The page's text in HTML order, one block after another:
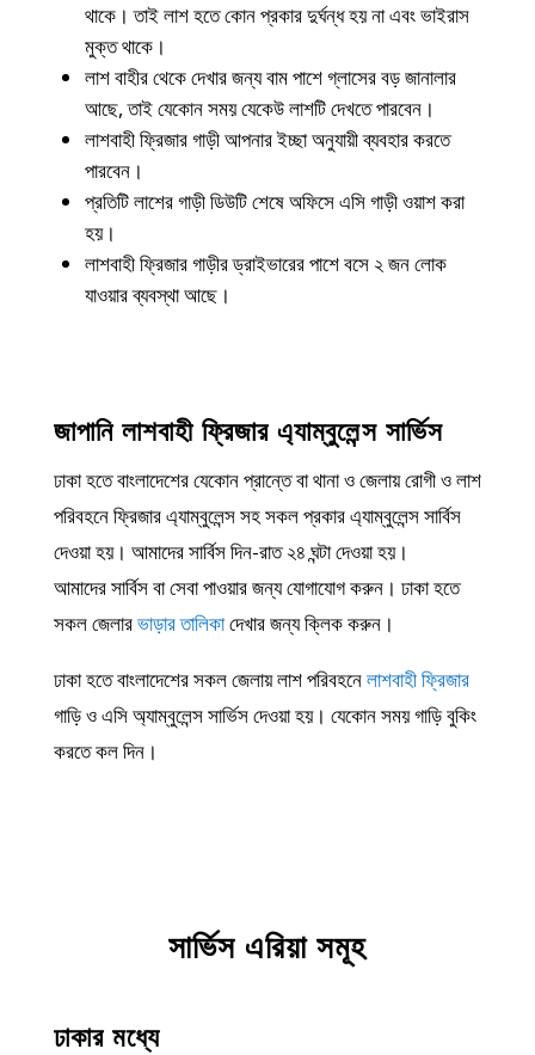
থাকে। তাই লাশ হতে কোন প্রকার দুর্ঘন্ধ হয় না এবং ভাইরাস
মুক্ত থাকে।
লাশ বাহীর থেকে দেখার জন্য বাম পাশে গ্লাসের বড় জানালার
আছে, তাই যেকোন সময় যেকেউ লাশটি দেখতে পারবেন।
লাশবাহী ফ্রিজার গাড়ী আপনার ইচ্ছা অনুযায়ী ব্যবহার করতে
পারবেন।
প্রতিটি লাশের গাড়ী ডিউটি শেষে অফিসে এসি গাড়ী ওয়াশ করা
হয়।
লাশবাহী ফ্রিজার গাড়ীর ড্রাইভারের পাশে বসে ২ জন লোক
যাওয়ার ব্যবস্থা আছে।
জাপানি লাশবাহী ফ্রিজার এ্যাম্বুলেন্স সার্ভিস
ঢাকা হতে বাংলাদেশের যেকোন প্রান্তে বা থানা ও জেলায় রোগী ও লাশ
পরিবহনে ফ্রিজার এ্যাম্বুলেন্স সহ সকল প্রকার এ্যাম্বুলেন্স সার্বিস
দেওয়া হয়। আমাদের সার্বিস দিন-রাত ২৪ ঘন্টা দেওয়া হয়।
আমাদের সার্বিস বা সেবা পাওয়ার জন্য যোগাযোগ করুন। ঢাকা হতে
সকল জেলারভাড়ার তালিকাদেখার জন্য ক্লিক করুন।
ঢাকা হতে বাংলাদেশের সকল জেলায় লাশ পরিবহনেলাশবাহী ফ্রিজার
গাড়ি ও এসি অ্যাম্বুলেন্স সার্ভিস দেওয়া হয়। যেকোন সময় গাড়ি বুকিং
করতে কল দিন।
সার্ভিস এরিয়া সমূহ
ঢাকার মধ্যে